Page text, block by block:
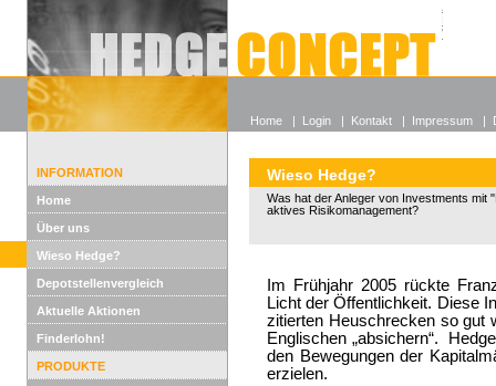
Alle
Wieso
INFORMATION
Home
Über uns
Wieso Hedge?
Depotstellenvergleich
Aktuelle Aktionen
Finderlohn!
PRODUKTE
Wieso Hedge?
Was hat der Anleger von Investments mit
aktives Risikomanagement?
Im Frühjahr 2005 rückte
Licht der Öffentlichkeit. Diese
zitierten Heuschrecken so gut
Englischen „absichern“.
den Bewegungen der
erzielen.
Home | Login | Kontakt | Impressum |